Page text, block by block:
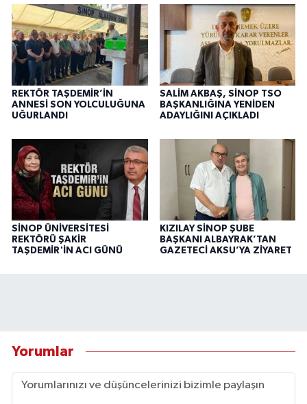
REKTÖR TAŞDEMİR’İN
ANNESİ SON YOLCULUĞUNA
UĞURLANDI
SALİM AKBAŞ, SİNOP TSO
BAŞKANLIĞINA YENİDEN
ADAYLIĞINI AÇIKLADI
SİNOP ÜNİVERSİTESİ
REKTÖRÜ ŞAKİR
TAŞDEMİR'İN ACI GÜNÜ
KIZILAY SİNOP ŞUBE
BAŞKANI ALBAYRAK’TAN
GAZETECİ AKSU’YA ZİYARET
Yorumlar